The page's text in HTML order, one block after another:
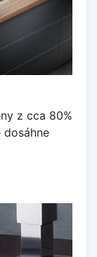
z cca 80%
dosáhne